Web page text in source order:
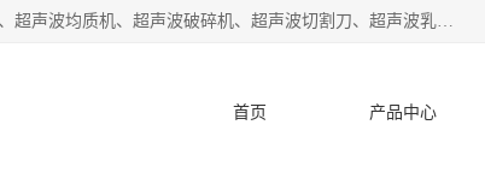
杭州振源超声设备有限公司主营产品：超声波分散机、超声波搅拌机、超声波均质机、超声波破碎机、超声波切割刀、超声波乳化机、超声波提取机、超声波振动棒等设备。秉承诚信经营、品质至上的服务宗旨，与多家企业建立了长期的合作关系。公司坚持以质量赢市场，以服务赢客户，始终以客户利益为中心。
首页 产品中心